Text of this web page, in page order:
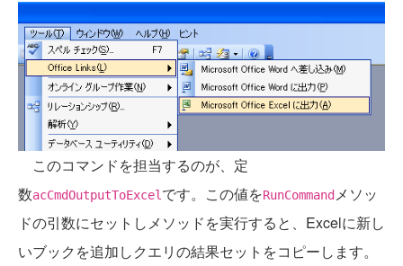
このコマンドを担当するのが、定
数acCmdOutputToExcel です。この値をRunCommand メソッ
ドの引数にセットしメソッドを実行すると、Excelに新し
いブックを追加しクエリの結果セットをコピーします。